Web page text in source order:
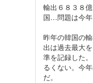
輸出６８３８
国…問題は今年
昨年の韓国の
出は過去最大
準を記録した
るくない。今
だ。